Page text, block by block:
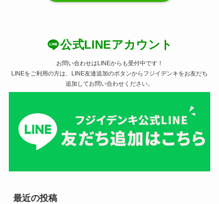
公式LINEアカウント
お問い合わせはLINEからも受付中です！
LINEをご利用の方は、LINE友達追加のボタンからフジイデンキをお友だち
追加してお問い合わせください。
最近の投稿